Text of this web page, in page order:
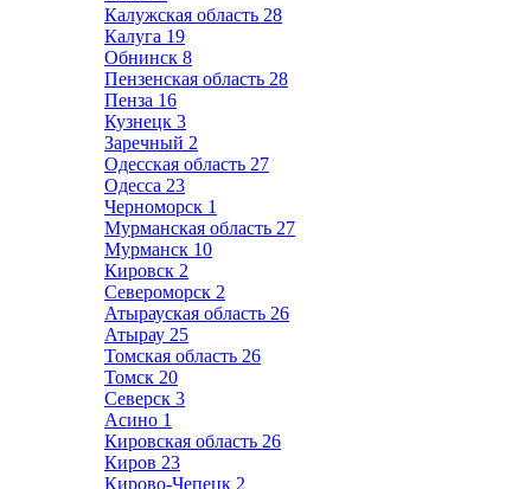
Калужская область 28
Калуга 19
Обнинск 8
Пензенская область 28
Пенза 16
Кузнецк 3
Заречный 2
Одесская область 27
Одесса 23
Черноморск 1
Мурманская область 27
Мурманск 10
Кировск 2
Североморск 2
Атырауская область 26
Атырау 25
Томская область 26
Томск 20
Северск 3
Асино 1
Кировская область 26
Киров 23
Кирово-Чепецк 2